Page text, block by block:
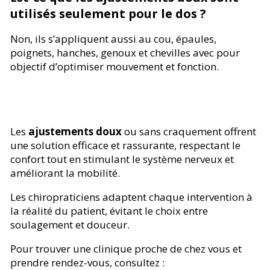
utilisés seulement pour le dos ?
Non, ils s’appliquent aussi au cou, épaules,
poignets, hanches, genoux et chevilles avec pour
objectif d’optimiser mouvement et fonction.
Les ajustements douxou sans craquement offrent
une solution efficace et rassurante, respectant le
confort tout en stimulant le système nerveux et
améliorant la mobilité.
Les chiropraticiens adaptent chaque intervention à
la réalité du patient, évitant le choix entre
soulagement et douceur.
Pour trouver une clinique proche de chez vous et
prendre rendez-vous, consultez :